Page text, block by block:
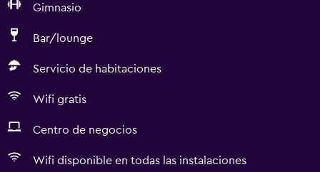
Gimnasio
Bar/lounge
Servicio de habitaciones
Wifi gratis
Centro de negocios
Wifi disponible en todas las instalaciones